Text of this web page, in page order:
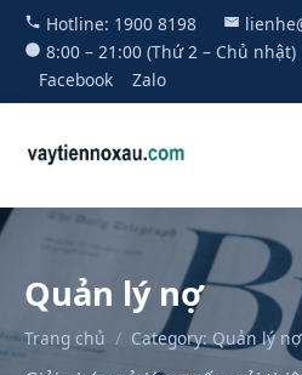
Hotline: 1900 8198
8:00 – 21:00 (Thứ 2 – Chủ nhật)
Facebook
Zalo
Quản lý nợ
Trang chủ / Category: Quản lý nợ